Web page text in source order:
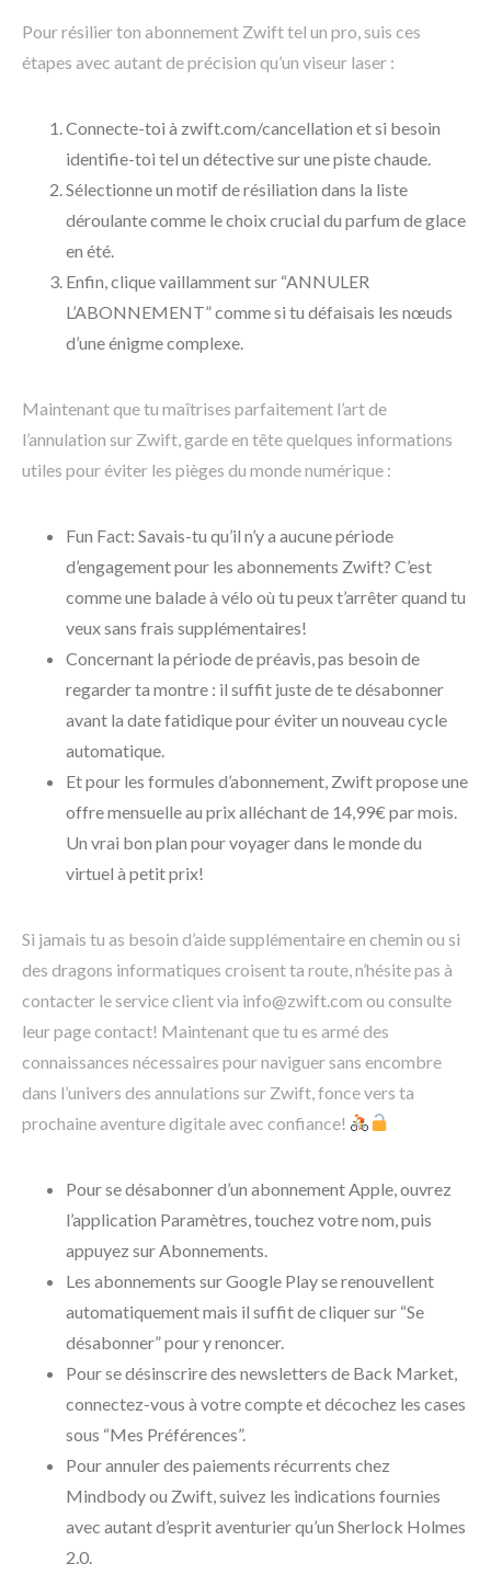
Pour résilier ton abonnement Zwift tel un pro, suis ces
étapes avec autant de précision qu’un viseur laser :
Connecte-toi à zwift.com/cancellation et si besoin
identifie-toi tel un détective sur une piste chaude.
Sélectionne un motif de résiliation dans la liste
déroulante comme le choix crucial du parfum de glace
en été.
Enfin, clique vaillamment sur “ANNULER
L’ABONNEMENT” comme si tu défaisais les nœuds
d’une énigme complexe.
Maintenant que tu maîtrises parfaitement l’art de
l’annulation sur Zwift, garde en tête quelques informations
utiles pour éviter les pièges du monde numérique :
Fun Fact: Savais-tu qu’il n’y a aucune période
d’engagement pour les abonnements Zwift? C’est
comme une balade à vélo où tu peux t’arrêter quand tu
veux sans frais supplémentaires!
Concernant la période de préavis, pas besoin de
regarder ta montre : il suffit juste de te désabonner
avant la date fatidique pour éviter un nouveau cycle
automatique.
Et pour les formules d’abonnement, Zwift propose une
offre mensuelle au prix alléchant de 14,99€ par mois.
Un vrai bon plan pour voyager dans le monde du
virtuel à petit prix!
Si jamais tu as besoin d’aide supplémentaire en chemin ou si
des dragons informatiques croisent ta route, n’hésite pas à
contacter le service client via info@zwift.com ou consulte
leur page contact! Maintenant que tu es armé des
connaissances nécessaires pour naviguer sans encombre
dans l’univers des annulations sur Zwift, fonce vers ta
prochaine aventure digitale avec confiance!
Pour se désabonner d’un abonnement Apple, ouvrez
l’application Paramètres, touchez votre nom, puis
appuyez sur Abonnements.
Les abonnements sur Google Play se renouvellent
automatiquement mais il suffit de cliquer sur “Se
désabonner” pour y renoncer.
Pour se désinscrire des newsletters de Back Market,
connectez-vous à votre compte et décochez les cases
sous “Mes Préférences”.
Pour annuler des paiements récurrents chez
Mindbody ou Zwift, suivez les indications fournies
avec autant d’esprit aventurier qu’un Sherlock Holmes
2.0.